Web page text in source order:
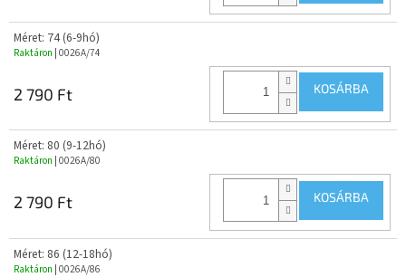
Méret: 74 (6-9hó)
Raktáron | 0026A/74
2 790 Ft KOSÁRBA
Méret: 80 (9-12hó)
Raktáron | 0026A/80
2 790 Ft KOSÁRBA
Méret: 86 (12-18hó)
Raktáron | 0026A/86